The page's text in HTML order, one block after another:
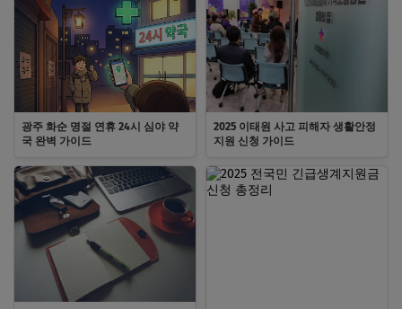
광주 화순 명절 연휴 24시 심야 약
국 완벽 가이드
2025 이태원 사고 피해자 생활안정
지원 신청 가이드